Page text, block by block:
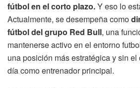
fútbol en el corto plazo.Y eso lo
Actualmente, se desempeña como
fútbol del grupo Red Bull, una
mantenerse activo en el entorno
una posición más estratégica y sin
día como entrenador principal.